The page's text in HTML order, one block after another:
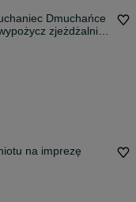
Dmuchańce
zjeżdżalnia
na imprezę